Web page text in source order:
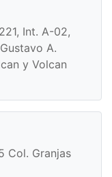
Int. A-02,
A.
y Volcan
Col. Granjas